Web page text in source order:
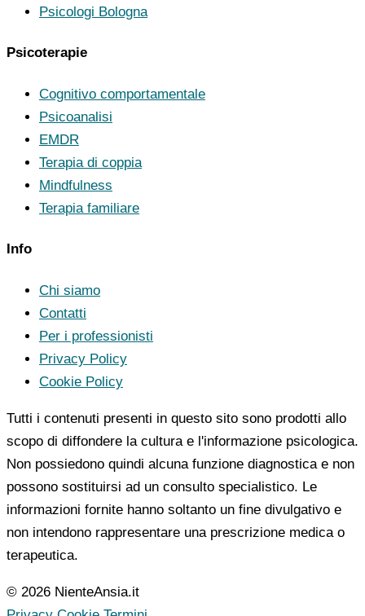
Psicologi Bologna
Psicoterapie
Cognitivo comportamentale
Psicoanalisi
EMDR
Terapia di coppia
Mindfulness
Terapia familiare
Info
Chi siamo
Contatti
Per i professionisti
Privacy Policy
Cookie Policy
Tutti i contenuti presenti in questo sito sono prodotti allo
scopo di diffondere la cultura e l'informazione psicologica.
Non possiedono quindi alcuna funzione diagnostica e non
possono sostituirsi ad un consulto specialistico. Le
informazioni fornite hanno soltanto un fine divulgativo e
non intendono rappresentare una prescrizione medica o
terapeutica.
© 2026 NienteAnsia.it